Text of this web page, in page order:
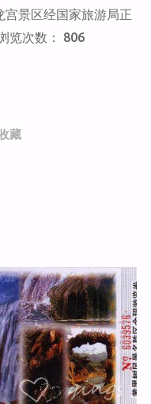
景区经国家旅游局正
览次数： 806
藏